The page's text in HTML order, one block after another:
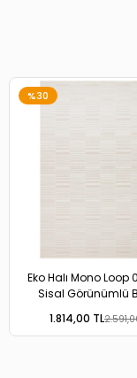
%30
Eko Halı Mono Loop
Sisal Görünümlü
1.814,00 TL